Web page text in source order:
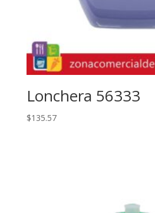
Lonchera 56333
$135.57